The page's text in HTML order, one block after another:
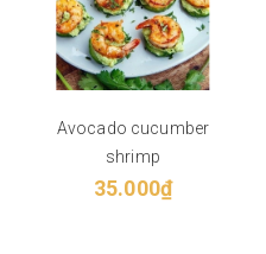
Avocado cucumber
shrimp
35.000₫